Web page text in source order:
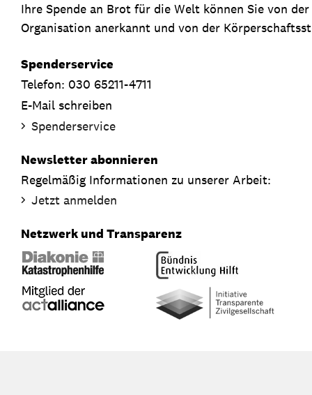
Ihre Spende an Brot für die Welt können Sie von
Organisation anerkannt und von der
Spenderservice
Telefon: 030 65211-4711
E-Mail schreiben
Spenderservice
Newsletter abonnieren
Regelmäßig Informationen zu unserer Arbeit:
Jetzt anmelden
Netzwerk und Transparenz